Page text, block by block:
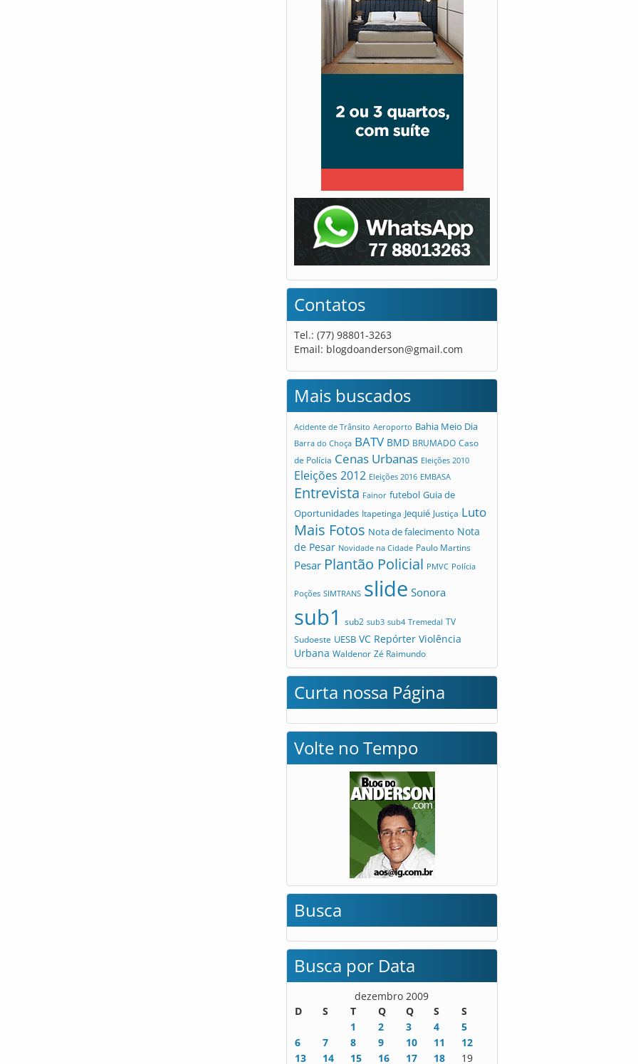
Contatos
Tel.: (77) 98801-3263
Email: blogdoanderson@gmail.com
Mais buscados
Acidente de Trânsito Aeroporto Bahia Meio Dia
Barra do Choça BATV BMD BRUMADO Caso
de Polícia Cenas Urbanas Eleições 2010
Eleições 2012 Eleições 2016 EMBASA
Entrevista Fainor futebol Guia de
Oportunidades Itapetinga Jequié Justiça Luto
Mais Fotos Nota de falecimento Nota
de Pesar Novidade na Cidade Paulo Martins
Pesar Plantão Policial PMVC Polícia
Poções SIMTRANS slide Sonora
sub1 sub2 sub3 sub4 Tremedal TV
Sudoeste UESB VC Repórter Violência
Urbana Waldenor Zé Raimundo
Curta nossa Página
Volte no Tempo
Busca
Busca por Data
dezembro 2009
D
S T Q Q S
S
1
2 3 4
5
6
7 8 9 10 11
12
13
14 15 16 17 18 19